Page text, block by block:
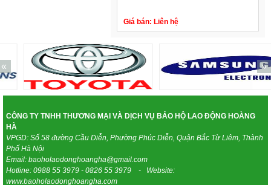
Giá bán: Liên hệ
« »
CÔNG TY TNHH THƯƠNG MẠI VÀ DỊCH VỤ BẢO HỘ LAO ĐỘNG HOÀNG
HÀ
VPGD: Số 58 đường Cầu Diễn, Phường Phúc Diễn, Quận Bắc Từ Liêm, Thành
Phố Hà Nội
Email: baoholaodonghoangha@gmail.com
Hotline: 0988 55 3979 - 0826 55 3979 - Website:
www.baoholaodonghoangha.com